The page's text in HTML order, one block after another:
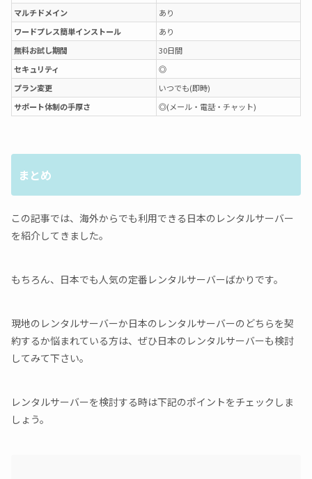
マルチドメイン
あり
ワードプレス簡単インストール
あり
無料お試し期間
30日間
セキュリティ
◎
プラン変更
いつでも(即時)
サポート体制の手厚さ
◎(メール・電話・チャット)
まとめ
この記事では、海外からでも利用できる日本のレンタルサーバー
を紹介してきました。
もちろん、日本でも人気の定番レンタルサーバーばかりです。
現地のレンタルサーバーか日本のレンタルサーバーのどちらを契
約するか悩まれている方は、ぜひ日本のレンタルサーバーも検討
してみて下さい。
レンタルサーバーを検討する時は下記のポイントをチェックしま
しょう。